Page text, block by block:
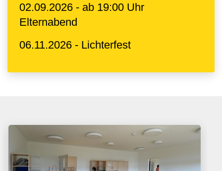
02.09.2026 - ab 19:00 Uhr
Elternabend
06.11.2026 - Lichterfest